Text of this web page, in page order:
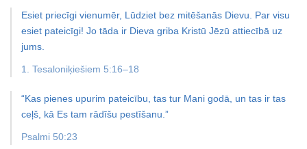
Esiet priecīgi vienumēr, Lūdziet bez mitēšanās Dievu.
Par visu
esiet pateicīgi! Jo tāda ir Dieva griba Kristū Jēzū attiecībā uz
jums.
1. Tesaloniķiešiem 5:16–18
“Kas pienes upurim pateicību, tas tur Mani godā,
un tas ir tas
ceļš, kā Es tam rādīšu pestīšanu.”
Psalmi 50:23